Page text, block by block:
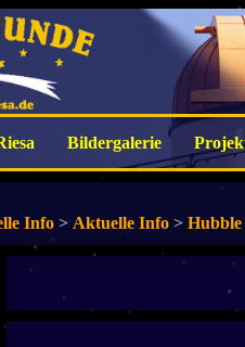
Bildergalerie
Info > Aktuelle Info > Hubble